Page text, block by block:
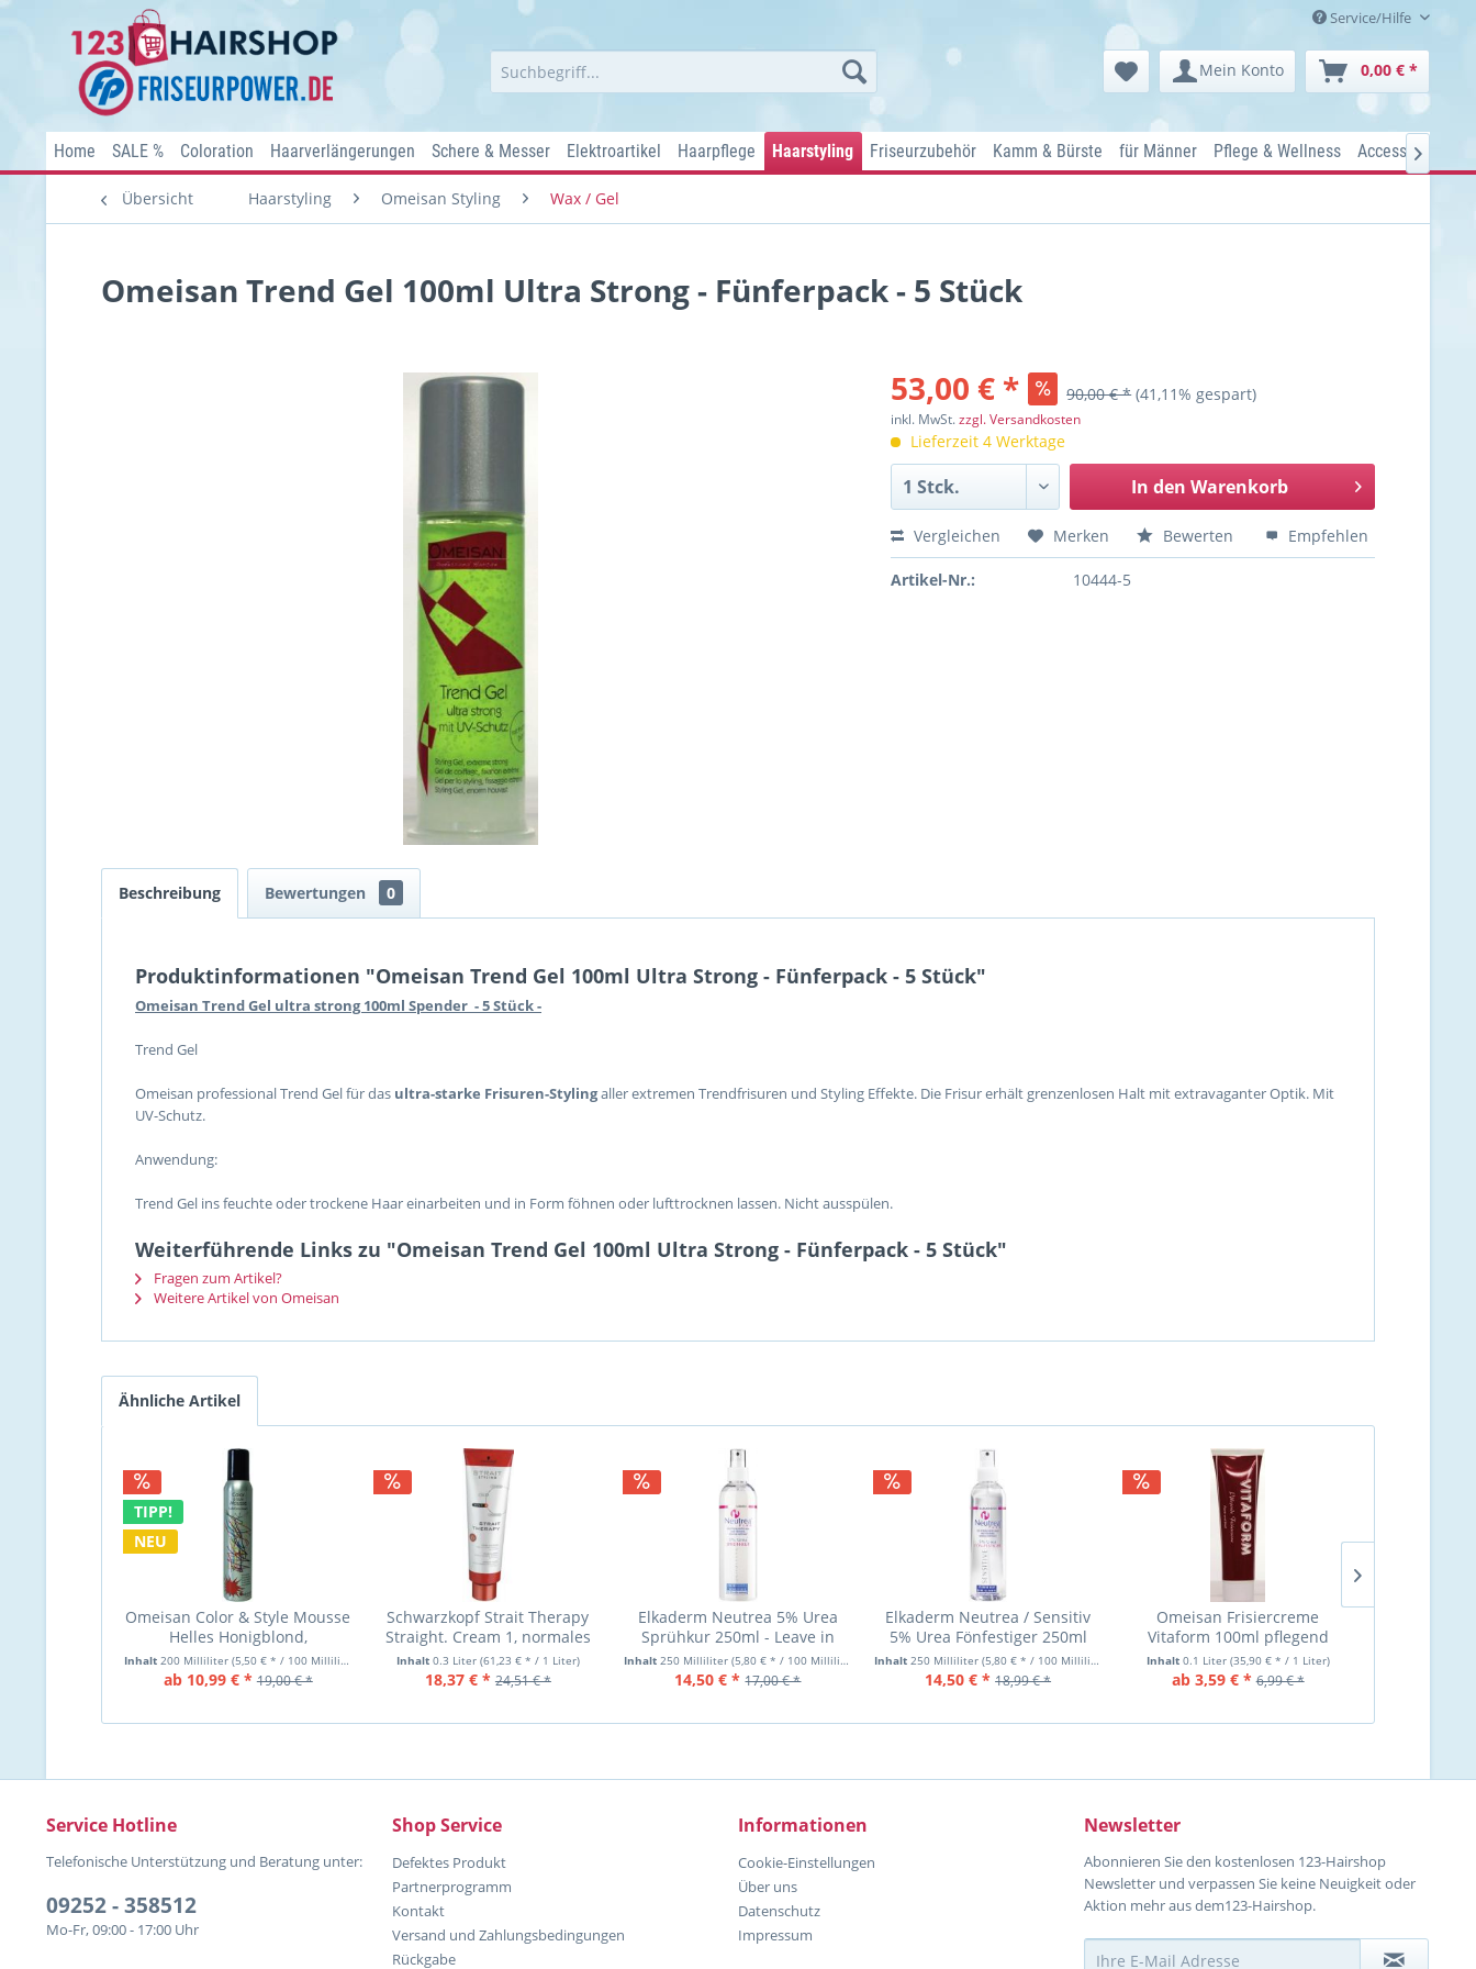
Service/Hilfe
Mein Konto 0,00 € *
Home SALE % Coloration Haarverlängerungen Schere & Messer Elektroartikel Haarpflege Haarstyling Friseurzubehör Kamm & Bürste für Männer Pflege & Wellness Accessoires

Übersicht Haarstyling Omeisan Styling Wax / Gel
Omeisan Trend Gel 100ml Ultra Strong - Fünferpack - 5 Stück
53,00 € * 90,00 € * (41,11% gespart)
inkl. MwSt.zzgl. Versandkosten
Lieferzeit 4 Werktage
In den Warenkorb
Vergleichen Merken Bewerten Empfehlen
Artikel-Nr.: 10444-5
Beschreibung Bewertungen 0
Produktinformationen "Omeisan Trend Gel 100ml Ultra Strong - Fünferpack - 5 Stück"
Omeisan Trend Gel ultra strong 100ml Spender - 5 Stück -
Trend Gel
Omeisan professional Trend Gel für das ultra-starke Frisuren-Stylingaller extremen Trendfrisuren und Styling Effekte. Die Frisur erhält grenzenlosen Halt mit extravaganter Optik. Mit
UV-Schutz.
Anwendung:
Trend Gel ins feuchte oder trockene Haar einarbeiten und in Form föhnen oder lufttrocknen lassen. Nicht ausspülen.
Weiterführende Links zu "Omeisan Trend Gel 100ml Ultra Strong - Fünferpack - 5 Stück"
Fragen zum Artikel?
Weitere Artikel von Omeisan
Ähnliche Artikel
TIPP!
NEU
Omeisan Color & Style Mousse
Helles Honigblond,
Farbschaum 200ml
Inhalt 200 Milliliter (5,50 € * / 100 Milliliter)
ab 10,99 € * 19,00 € *
Schwarzkopf Strait Therapy
Straight. Cream 1, normales
Haar 300
Inhalt 0.3 Liter (61,23 € * / 1 Liter)
18,37 € * 24,51 € *
Elkaderm Neutrea 5% Urea
Sprühkur 250ml - Leave in
Spray
Inhalt250 Milliliter(5,80 € * / 100 Milliliter)
14,50 € * 17,00 € *
Elkaderm Neutrea / Sensitiv
5% Urea Fönfestiger 250ml
Inhalt 250 Milliliter (5,80 € * / 100 Milliliter)
14,50 € * 18,99 € *
Omeisan Frisiercreme
Vitaform 100ml pflegend
Inhalt 0.1 Liter (35,90 € * / 1 Liter)
ab 3,59 € * 6,99 € *
Service Hotline
Telefonische Unterstützung und Beratung unter:
09252 - 358512
Mo-Fr, 09:00 - 17:00 Uhr
Shop Service
Defektes Produkt
Partnerprogramm
Kontakt
Versand und Zahlungsbedingungen
Rückgabe
Informationen
Cookie-Einstellungen
Über uns
Datenschutz
Impressum
Newsletter
Abonnieren Sie den kostenlosen 123-Hairshop
Newsletter und verpassen Sie keine Neuigkeit oder
Aktion mehr aus dem123-Hairshop.